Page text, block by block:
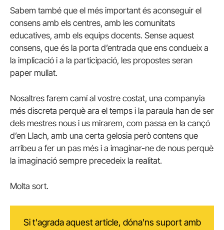
Sabem també que el més important és aconseguir el
consens amb els centres, amb les comunitats
educatives, amb els equips docents. Sense aquest
consens, que és la porta d’entrada que ens condueix a
la implicació i a la participació, les propostes seran
paper mullat.
Nosaltres farem camí al vostre costat, una companyia
més discreta perquè ara el temps i la paraula han de ser
dels mestres nous i us mirarem, com passa en la cançó
d’en Llach, amb una certa gelosia però contens que
arribeu a fer un pas més i a imaginar-ne de nous perquè
la imaginació sempre precedeix la realitat.
Molta sort.
Si t'agrada aquest article, dóna'ns suport amb